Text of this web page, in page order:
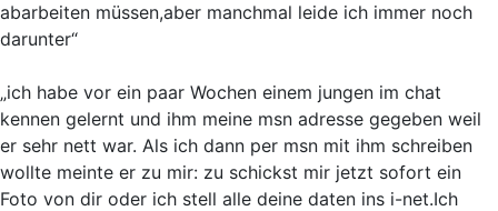
abarbeiten müssen,aber manchmal leide ich immer noch
darunter“
„ich habe vor ein paar Wochen einem jungen im chat
kennen gelernt und ihm meine msn adresse gegeben weil
er sehr nett war. Als ich dann per msn mit ihm schreiben
wollte meinte er zu mir: zu schickst mir jetzt sofort ein
Foto von dir oder ich stell alle deine daten ins i-net.Ich